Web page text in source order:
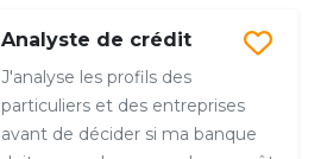
Analyste de crédit
J'analyse les profils des
particuliers et des entreprises
avant de décider si ma banque